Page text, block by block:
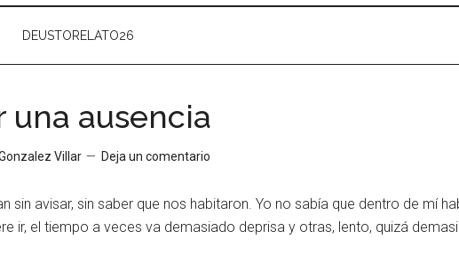
DEUSTORELATO26
una ausencia
Villar Deja un comentario
sin avisar, sin saber que nos habitaron. Yo no sabía que dentro de mí
ir, el tiempo a veces va demasiado deprisa y otras, lento, quizá